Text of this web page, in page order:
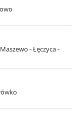
- Łęczyca -